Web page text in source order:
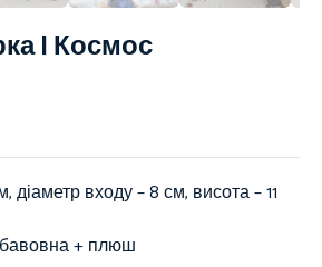
| Космос
діаметр входу – 8 см, висота – 11
бавовна + плюш